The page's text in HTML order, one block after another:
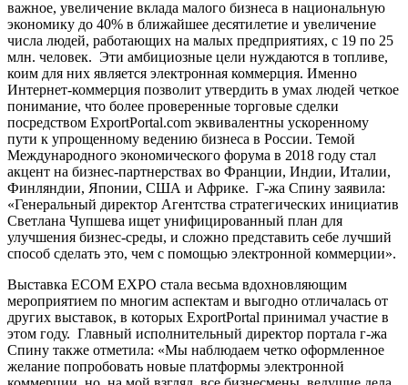
важное, увеличение вклада малого бизнеса в национальную
экономику до 40% в ближайшее десятилетие и увеличение
числа людей, работающих на малых предприятиях, с 19 по 25
млн. человек. Эти амбициозные цели нуждаются в топливе,
коим для них является электронная коммерция. Именно
Интернет-коммерция позволит утвердить в умах людей четкое
понимание, что более проверенные торговые сделки
посредством ExportPortal.com эквивалентны ускоренному
пути к упрощенному ведению бизнеса в России. Темой
Международного экономического форума в 2018 году стал
акцент на бизнес-партнерствах во Франции, Индии, Италии,
Финляндии, Японии, США и Африке. Г-жа Спину заявила:
«Генеральный директор Агентства стратегических инициатив
Светлана Чупшева ищет унифицированный план для
улучшения бизнес-среды, и сложно представить себе лучший
способ сделать это, чем с помощью электронной коммерции».
Выставка ECOM EXPO стала весьма вдохновляющим
мероприятием по многим аспектам и выгодно отличалась от
других выставок, в которых ExportPortal принимал участие в
этом году. Главный исполнительный директор портала г-жа
Спину также отметила: «Мы наблюдаем четко оформленное
желание попробовать новые платформы электронной